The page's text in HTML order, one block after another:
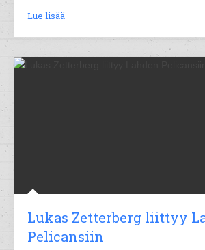
Lue lisää
Lukas Zetterberg liittyy
Pelicansiin